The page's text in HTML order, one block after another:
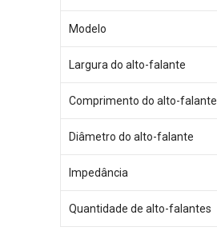
Modelo
Largura do alto-falante
Comprimento do alto-falante
Diâmetro do alto-falante
Impedância
Quantidade de alto-falantes